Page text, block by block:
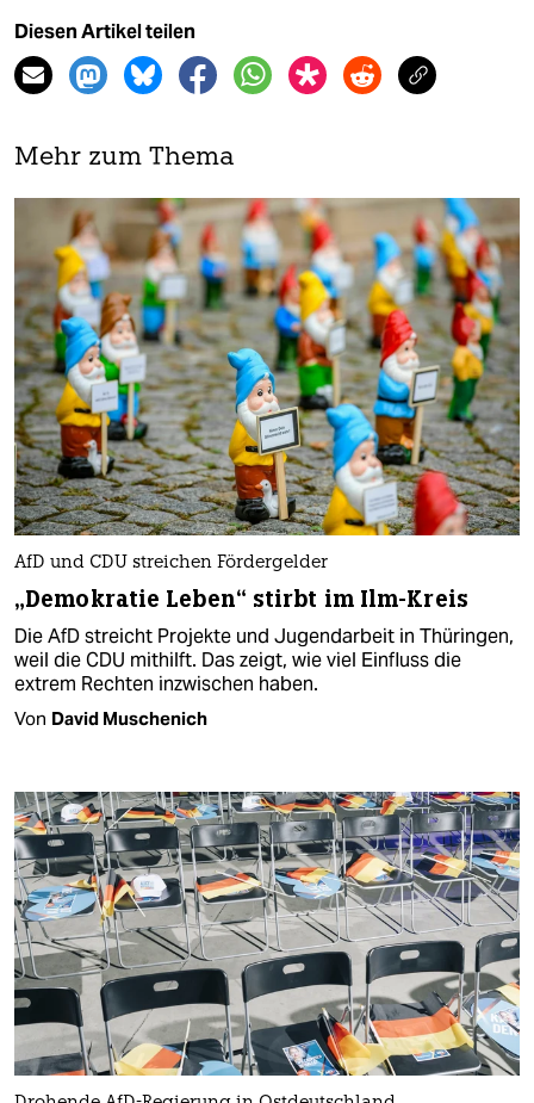
Diesen Artikel teilen
Mehr zum Thema
AfD und CDU streichen Fördergelder
„Demokratie Leben“ stirbt im Ilm-Kreis
Die AfD streicht Projekte und Jugendarbeit in Thüringen,
weil die CDU mithilft. Das zeigt, wie viel Einfluss die
extrem Rechten inzwischen haben.
Von David Muschenich